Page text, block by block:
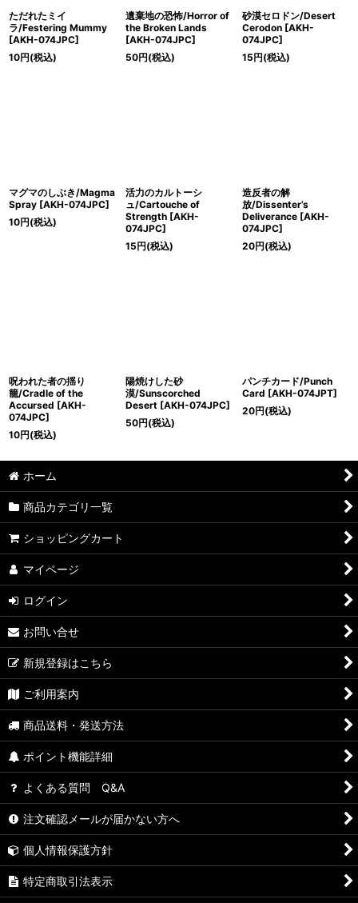
ただれたミイ
ラ/Festering Mummy
[AKH-074JPC]
10円(税込)
遺棄地の恐怖/Horror of
the Broken Lands
[AKH-074JPC]
50円(税込)
砂漠セロドン/Desert
Cerodon [AKH-
074JPC]
15円(税込)
マグマのしぶき/Magma
Spray [AKH-074JPC]
10円(税込)
活力のカルトーシ
ュ/Cartouche of
Strength [AKH-
074JPC]
15円(税込)
造反者の解
放/Dissenter’s
Deliverance [AKH-
074JPC]
20円(税込)
呪われた者の揺り
籠/Cradle of the
Accursed [AKH-
074JPC]
10円(税込)
陽焼けした砂
漠/Sunscorched
Desert [AKH-074JPC]
50円(税込)
パンチカード/Punch
Card [AKH-074JPT]
20円(税込)
ホーム
商品カテゴリ一覧
ショッピングカート
マイページ
ログイン
お問い合せ
新規登録はこちら
ご利用案内
商品送料・発送方法
ポイント機能詳細
よくある質問 Q&A
注文確認メールが届かない方へ
個人情報保護方針
特定商取引法表示